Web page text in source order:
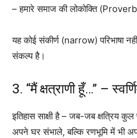
– हमारे समाज की लोकोक्ति
यह कोई संकीर्ण (narrow) परिभाषा
संकल्प है।
3. “मैं क्षत्राणी हूँ…” –
इतिहास साक्षी है – जब-जब क्षत्रिय
अपने घर संभाले, बल्कि रणभूमि में भी